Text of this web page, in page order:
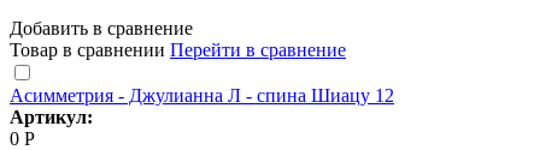
Добавить в сравнение
Товар в сравнении Перейти в сравнение
Асимметрия - Джулианна Л - спина Шиацу 12
Артикул:
0 Р